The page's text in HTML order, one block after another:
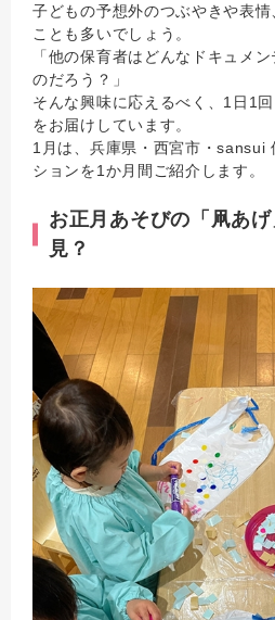
子どもの予想外のつぶやきや表
ことも多いでしょう。
「他の保育者はどんなドキュメ
のだろう？」
そんな興味に応えるべく、1日1
をお届けしています。
1月は、兵庫県・西宮市・sansui
ションを1か月間ご紹介します。
お正月あそびの「凧あ
見？